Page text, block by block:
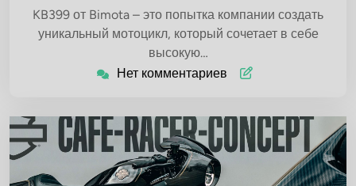
KB399 от Bimota – это попытка компании создать
уникальный мотоцикл, который сочетает в себе
высокую…
Нет комментариев